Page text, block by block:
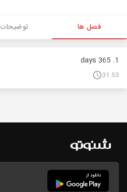
فصل ها توضیحات
1. 365 days
31:53